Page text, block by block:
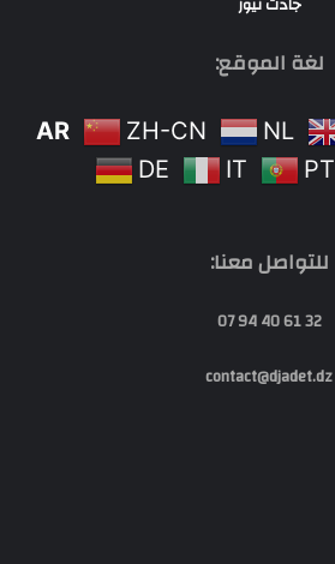
لغة الموقع:
AR ZH-CN NL
DE
IT PT
للتواصل معنا:
32 61 40 94 07
contact@djadet.dz